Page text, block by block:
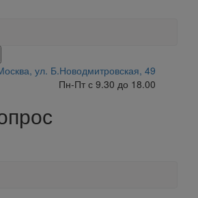
ул. Б.Новодмитровская, 49
Пн-Пт с 9.30 до 18.00